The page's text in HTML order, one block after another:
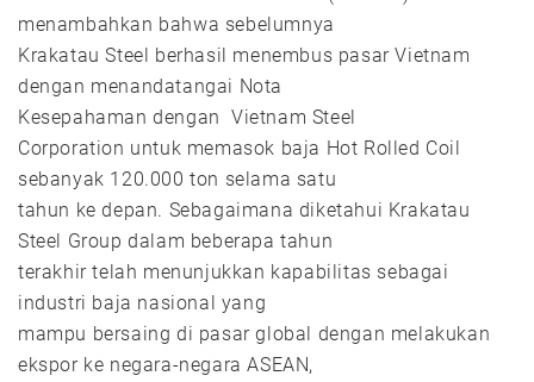
menambahkan bahwa sebelumnya
Krakatau Steel berhasil menembus pasar Vietnam
dengan menandatangai Nota
Kesepahaman dengan Vietnam Steel
Corporation untuk memasok baja Hot Rolled Coil
sebanyak 120.000 ton selama satu
tahun ke depan. Sebagaimana diketahui Krakatau
Steel Group dalam beberapa tahun
terakhir telah menunjukkan kapabilitas sebagai
industri baja nasional yang
mampu bersaing di pasar global dengan melakukan
ekspor ke negara-negara ASEAN,